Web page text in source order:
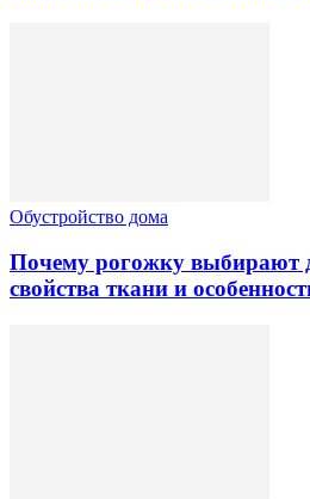
Обустройство дома
Почему рогожку выбирают
свойства ткани и